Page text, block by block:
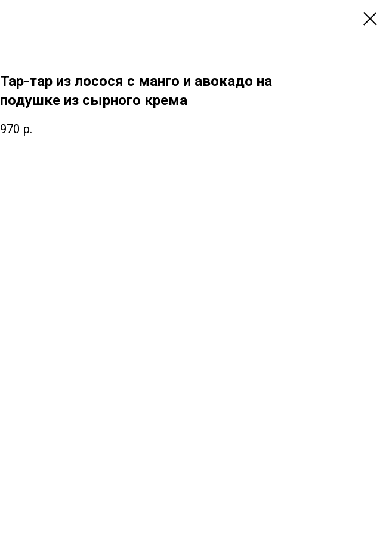
Тар-тар из лосося с манго и авокадо на
подушке из сырного крема
970 р.